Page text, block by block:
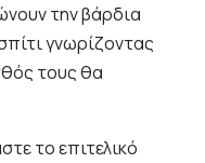
την βάρδια
γνωρίζοντας
τους θα
το επιτελικό